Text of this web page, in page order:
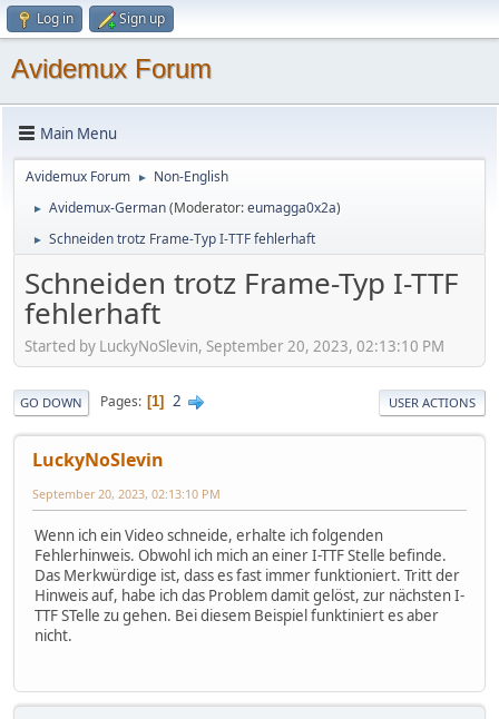
Log in Sign up
Avidemux Forum
Main Menu
Avidemux Forum ► Non-English
► Avidemux-German(Moderator:eumagga0x2a)
► Schneiden trotz Frame-Typ I-TTF fehlerhaft
Schneiden trotz Frame-Typ I-TTF
fehlerhaft
Started by LuckyNoSlevin, September 20, 2023, 02:13:10 PM
GO DOWN Pages 1 2 USER ACTIONS
LuckyNoSlevin
September 20, 2023, 02:13:10 PM
Wenn ich ein Video schneide, erhalte ich folgenden
Fehlerhinweis. Obwohl ich mich an einer I-TTF Stelle befinde.
Das Merkwürdige ist, dass es fast immer funktioniert. Tritt der
Hinweis auf, habe ich das Problem damit gelöst, zur nächsten I-
TTF STelle zu gehen. Bei diesem Beispiel funktiniert es aber
nicht.